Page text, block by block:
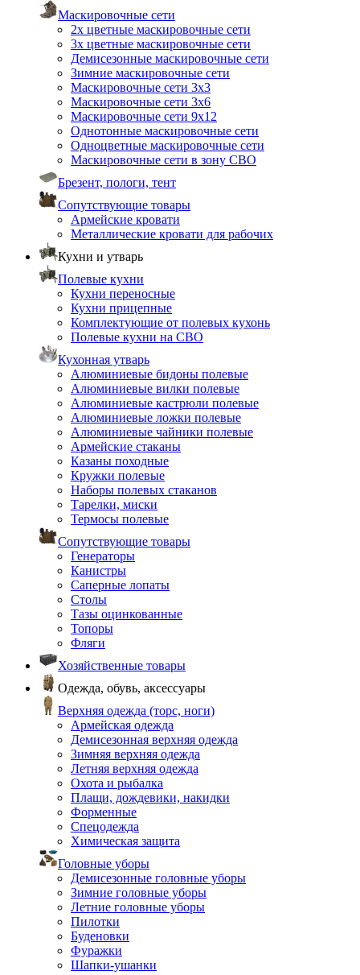
Маскировочные сети
2х цветные маскировочные сети
3х цветные маскировочные сети
Демисезонные маскировочные сети
Зимние маскировочные сети
Маскировочные сети 3х3
Маскировочные сети 3х6
Маскировочные сети 9х12
Однотонные маскировочные сети
Одноцветные маскировочные сети
Маскировочные сети в зону СВО
Брезент, пологи, тент
Сопутствующие товары
Армейские кровати
Металлические кровати для рабочих
Кухни и утварь
Полевые кухни
Кухни переносные
Кухни прицепные
Комплектующие от полевых кухонь
Полевые кухни на СВО
Кухонная утварь
Алюминиевые бидоны полевые
Алюминиевые вилки полевые
Алюминиевые кастрюли полевые
Алюминиевые ложки полевые
Алюминиевые чайники полевые
Армейские стаканы
Казаны походные
Кружки полевые
Наборы полевых стаканов
Тарелки, миски
Термосы полевые
Сопутствующие товары
Генераторы
Канистры
Саперные лопаты
Столы
Тазы оцинкованные
Топоры
Фляги
Хозяйственные товары
Одежда, обувь, аксессуары
Верхняя одежда (торс, ноги)
Армейская одежда
Демисезонная верхняя одежда
Зимняя верхняя одежда
Летняя верхняя одежда
Охота и рыбалка
Плащи, дождевики, накидки
Форменные
Спецодежда
Химическая защита
Головные уборы
Демисезонные головные уборы
Зимние головные уборы
Летние головные уборы
Пилотки
Буденовки
Фуражки
Шапки-ушанки